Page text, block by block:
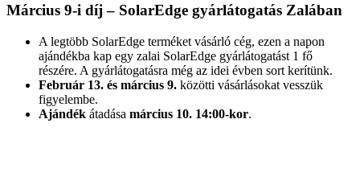
Március 9-i díj – SolarEdge gyárlátogatás Zalában
A legtöbb SolarEdge terméket vásárló cég, ezen a napon
ajándékba kap egy zalai SolarEdge gyárlátogatást 1 fő
részére. A gyárlátogatásra még az idei évben sort kerítünk.
Február 13. és március 9. közötti vásárlásokat vesszük
figyelembe.
Ajándék átadása március 10. 14:00-kor.